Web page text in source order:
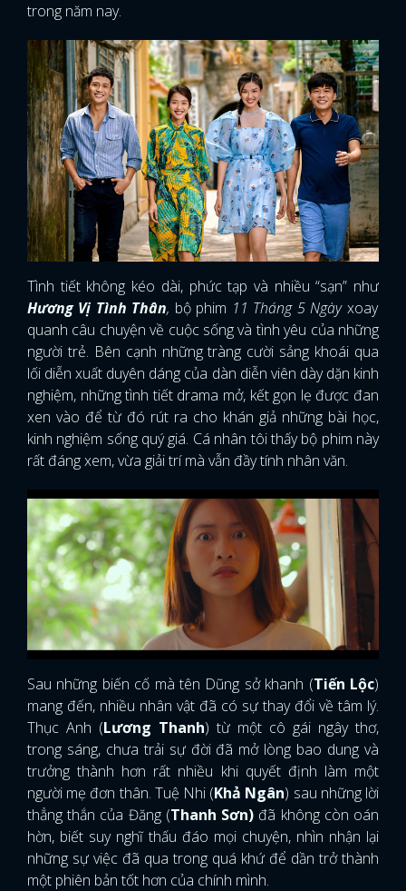
trong năm nay.
Tình tiết không kéo dài, phức tạp và nhiều “sạn” như
Hương Vị Tình Thân, bộ phim 11 Tháng 5 Ngàyxoay
quanh câu chuyện về cuộc sống và tình yêu của những
người trẻ. Bên cạnh những tràng cười sảng khoái qua
lối diễn xuất duyên dáng của dàn diễn viên dày dặn kinh
nghiệm, những tình tiết drama mở, kết gọn lẹ được đan
xen vào để từ đó rút ra cho khán giả những bài học,
kinh nghiệm sống quý giá. Cá nhân tôi thấy bộ phim này
rất đáng xem, vừa giải trí mà vẫn đầy tính nhân văn.
Sau những biến cố mà tên Dũng sở khanh (Tiến Lộc)
mang đến, nhiều nhân vật đã có sự thay đổi về tâm lý.
Thục Anh (Lương Thanh) từ một cô gái ngây thơ,
trong sáng, chưa trải sự đời đã mở lòng bao dung và
trưởng thành hơn rất nhiều khi quyết định làm một
người mẹ đơn thân. Tuệ Nhi (Khả Ngân) sau những lời
thẳng thắn của Đăng (Thanh Sơn) đã không còn oán
hờn, biết suy nghĩ thấu đáo mọi chuyện, nhìn nhận lại
những sự việc đã qua trong quá khứ để dần trở thành
một phiên bản tốt hơn của chính mình.